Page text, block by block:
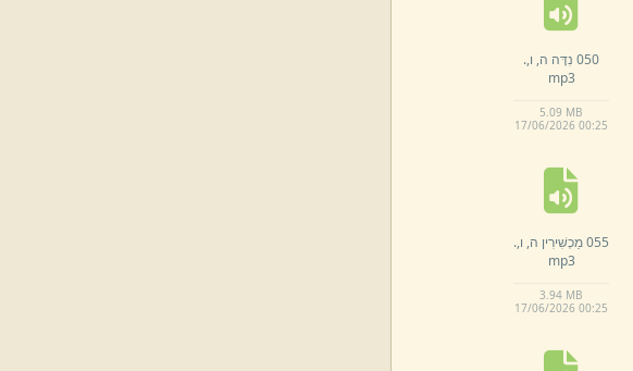
050 נִדָּה ה, ו,.
mp3
5.09 MB
17/06/2026 00:25
055 מַכְשִׁירִין ה, ו,.
mp3
3.94 MB
17/06/2026 00:25